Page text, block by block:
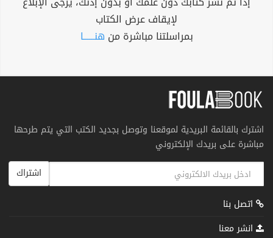
لإيقاف عرض الكتاب
بمراسلتنا مباشرة من هنــــــا
اشترك بالقائمة البريدية لموقعنا وتوصل بجديد الكتب التي يتم طرحها
مباشرة على بريدك الإلكتروني
اشتراك
اتصل بنا
انشر معنا